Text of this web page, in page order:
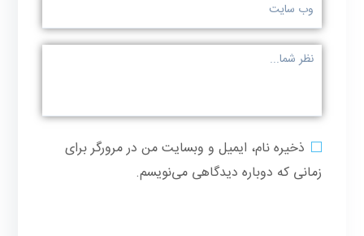
ذخیره نام، ایمیل و وبسایت من در مرورگر برای
زمانی که دوباره دیدگاهی می‌نویسم.